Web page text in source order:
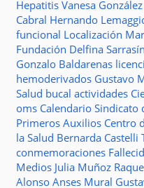
Hepatitis Vanesa González
Cabral Hernando
funcional Localización
Fundación Delfina Sarrasín
Gonzalo Baldarenas
hemoderivados Gustavo
Salud bucal actividades
oms Calendario Sindicato
Primeros Auxilios Centro
la Salud Bernarda Castelli
conmemoraciones
Medios Julia Muñoz
Alonso Anses Mural